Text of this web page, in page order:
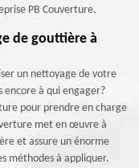
PB Couverture.
de gouttière à
un nettoyage de votre
encore à qui engager?
pour prendre en charge
met en œuvre à
et assure un énorme
méthodes à appliquer.